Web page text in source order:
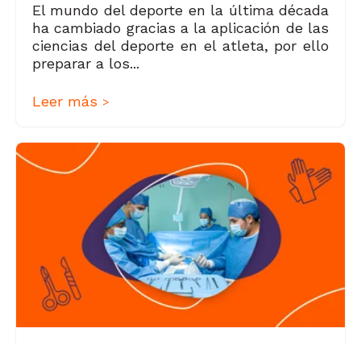
El mundo del deporte en la última década
ha cambiado gracias a la aplicación de las
ciencias del deporte en el atleta, por ello
preparar a los...
Leer más >